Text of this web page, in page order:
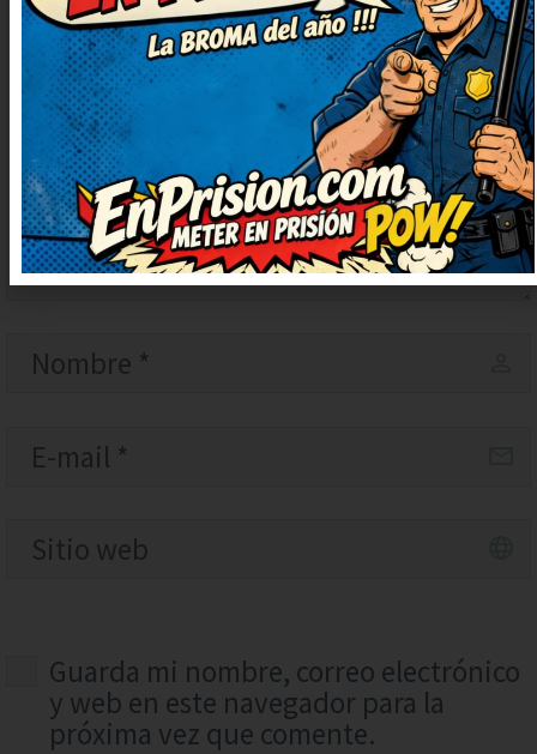
Guarda mi nombre, correo electrónico
y web en este navegador para la
próxima vez que comente.